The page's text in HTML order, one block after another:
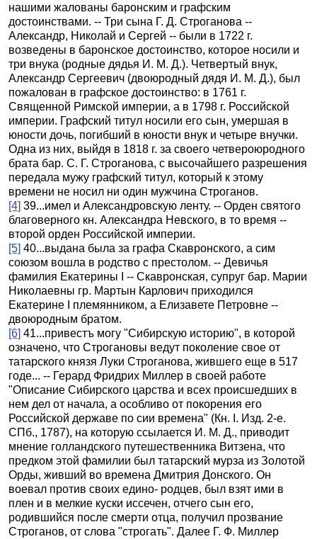
нашими жалованы баронским и графским
достоинствами. -- Три сына Г. Д. Строганова --
Александр, Николай и Сергей -- были в 1722 г.
возведены в баронское достоинство, которое носили и
три внука (родные дядья И. М. Д.). Четвертый внук,
Александр Сергеевич (двоюродный дядя И. М. Д.), был
пожалован в графское достоинство: в 1761 г.
Священной Римской империи, а в 1798 г. Российской
империи. Графский титул носили его сын, умершая в
юности дочь, погибший в юности внук и четыре внучки.
Одна из них, выйдя в 1818 г. за своего четвероюродного
брата бар. С. Г. Строганова, с высочайшего разрешения
передала мужу графский титул, который к этому
времени не носил ни один мужчина Строганов.
[4] 39...имел и Александровскую ленту. -- Орден святого
благоверного кн. Александра Невского, в то время --
второй орден Российской империи.
[5] 40...выдана была за графа Скавронского, а сим
союзом вошла в родство с престолом. -- Девичья
фамилия Екатерины I -- Скавронская, супруг бар. Марии
Николаевны гр. Мартын Карлович приходился
Екатерине I племянником, а Елизавете Петровне --
двоюродным братом.
[6] 41...привестъ могу "Сибирскую историю", в которой
означено, что Строгановы ведут поколение свое от
татарского князя Луки Строганова, жившего еще в 517
годе... -- Герард Фридрих Миллер в своей работе
"Описание Сибирского царства и всех происшедших в
нем дел от начала, а особливо от покорения его
Российской державе по сии времена" (Кн. I. Изд. 2-е.
СПб., 1787), на которую ссылается И. М. Д., приводит
мнение голландского путешественника Витзена, что
предком этой фамилии был татарский мурза из Золотой
Орды, живший во времена Дмитрия Донского. Он
воевал против своих едино- родцев, был взят ими в
плен и в мелкие куски иссечен, отчего сын его,
родившийся после смерти отца, получил прозвание
Строганов, от слова "строгать". Далее Г. Ф. Миллер